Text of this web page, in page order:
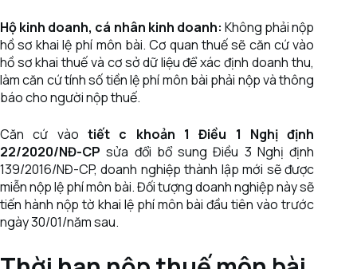
Hộ kinh doanh, cá nhân kinh doanh: Không phải nộp
hồ sơ khai lệ phí môn bài. Cơ quan thuế sẽ căn cứ vào
hồ sơ khai thuế và cơ sở dữ liệu để xác định doanh thu,
làm căn cứ tính số tiền lệ phí môn bài phải nộp và thông
báo cho người nộp thuế.
Căn cứ vào tiết c khoản 1 Điều 1 Nghị định
22/2020/NĐ-CPsửa đổi bổ sung Điều 3 Nghị định
139/2016/NĐ-CP, doanh nghiệp thành lập mới sẽ được
miễn nộp lệ phí môn bài. Đối tượng doanh nghiệp này sẽ
tiến hành nộp tờ khai lệ phí môn bài đầu tiên vào trước
ngày 30/01/năm sau.